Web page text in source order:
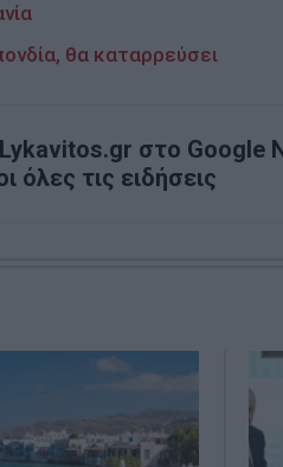
θα καταρρεύσει
στο Google
όλες τις ειδήσεις